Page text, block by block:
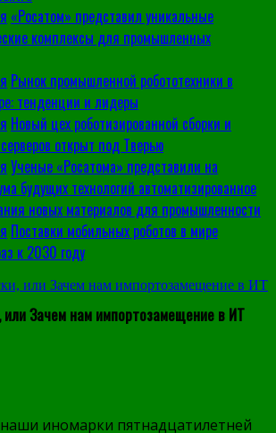
«Росатом» представил уникальные
комплексы для промышленных
Рынок промышленной робототехники в
тенденции и лидеры
Новый цех роботизированной сборки и
открыт под Тверью
Ученые «Росатома» представили на
будущих технологий автоматизированное
новых материалов для промышленности
Поставки мобильных роботов в мире
к 2030 году
или Зачем нам импортозамещение в ИТ
иномарки пятнадцатилетней